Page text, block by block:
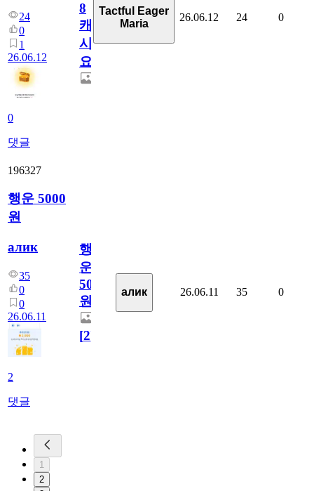
24
0
1
26.06.12
0
댓글
8
캐
시
요??
Tactful Eager
Maria
26.06.12 24 0
196327
행운 5000
원
алик
35
0
0
26.06.11
2
댓글
행
운
5000
원
[2]
алик 26.06.11 35 0
1
2